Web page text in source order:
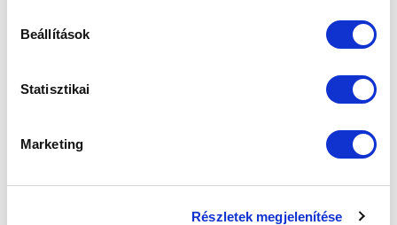
Beállítások
Statisztikai
Marketing
Részletek megjelenítése